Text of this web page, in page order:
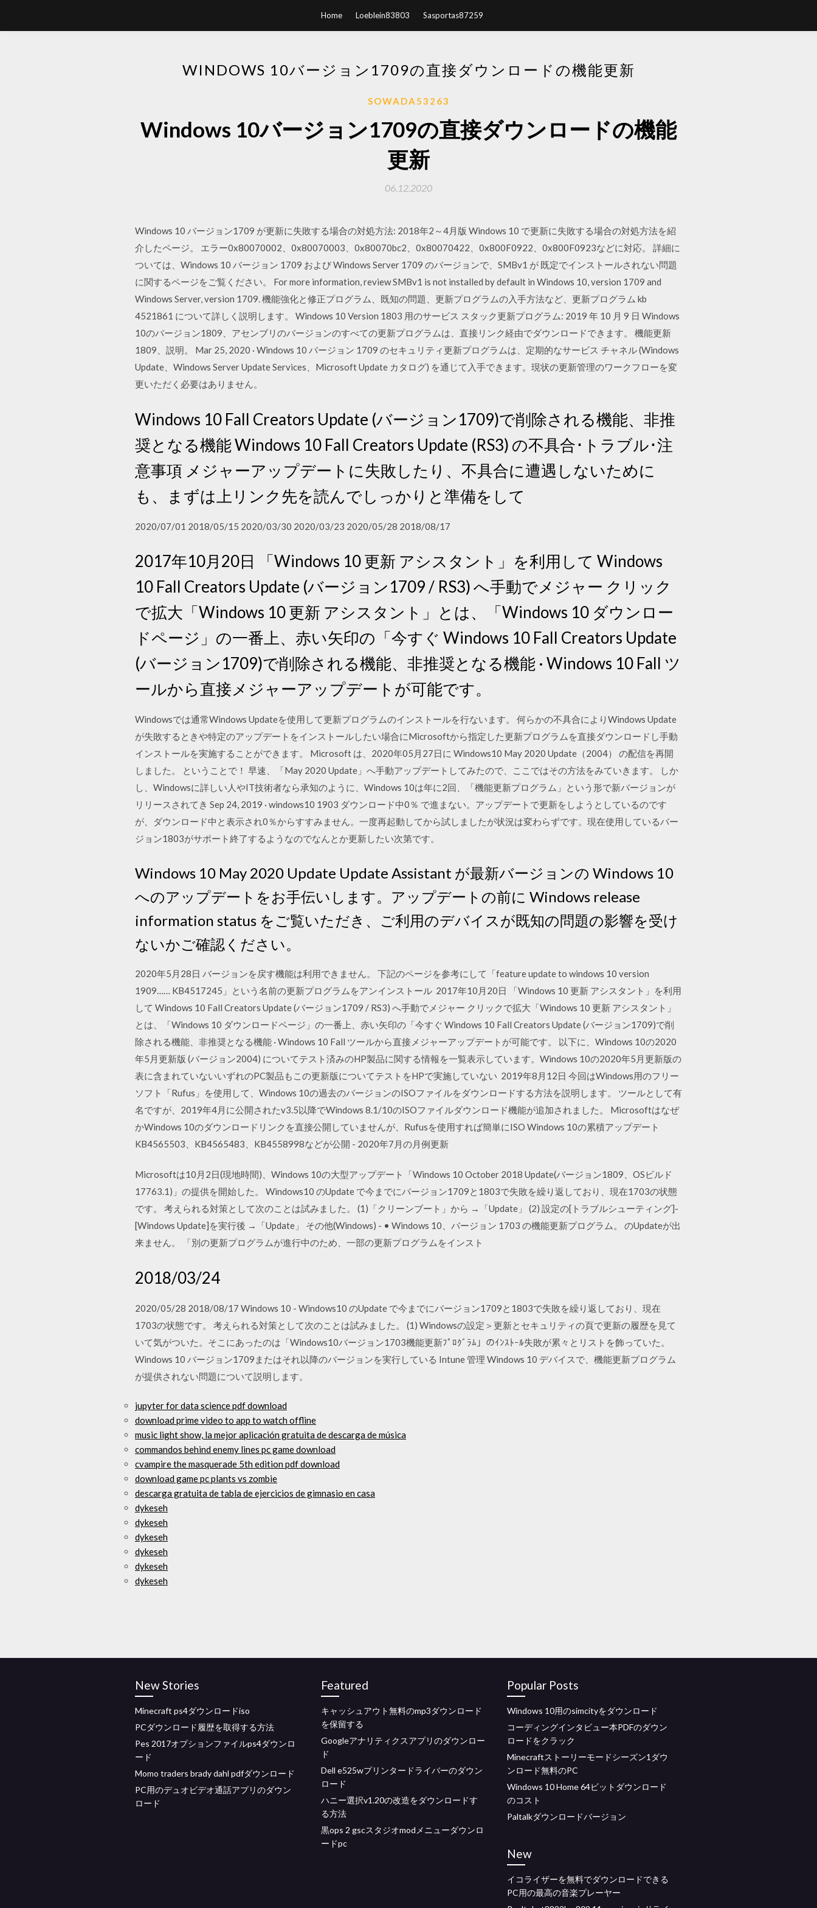
Home Loeblein83803 Sasportas87259
WINDOWS 10バージョン1709の直接ダウンロードの機能更新
SOWADA53263
Windows 10バージョン1709の直接ダウンロードの機能
更新
06.12.2020
Windows 10 バージョン1709 が更新に失敗する場合の対処方法: 2018年2～4月版 Windows 10 で更新に失敗する場合の対処方法を紹
介したページ。 エラー0x80070002、0x80070003、0x80070bc2、0x80070422、0x800F0922、0x800F0923などに対応。 詳細に
ついては、Windows 10 バージョン 1709 および Windows Server 1709 のバージョンで、SMBv1 が 既定でインストールされない問題
に関するページをご覧ください。 For more information, review SMBv1 is not installed by default in Windows 10, version 1709 and
Windows Server, version 1709. 機能強化と修正プログラム、既知の問題、更新プログラムの入手方法など、更新プログラム kb
4521861 について詳しく説明します。 Windows 10 Version 1803 用のサービス スタック更新プログラム: 2019 年 10 月 9 日 Windows
10のバージョン1809、アセンブリのバージョンのすべての更新プログラムは、直接リンク経由でダウンロードできます。 機能更新
1809、説明。 Mar 25, 2020 · Windows 10 バージョン 1709 のセキュリティ更新プログラムは、定期的なサービス チャネル (Windows
Update、Windows Server Update Services、Microsoft Update カタログ) を通じて入手できます。現状の更新管理のワークフローを変
更いただく必要はありません。
Windows 10 Fall Creators Update (バージョン1709)で削除される機能、非推
奨となる機能 Windows 10 Fall Creators Update (RS3) の不具合･トラブル･注
意事項 メジャーアップデートに失敗したり、不具合に遭遇しないために
も、まずは上リンク先を読んでしっかりと準備をして
2020/07/01 2018/05/15 2020/03/30 2020/03/23 2020/05/28 2018/08/17
2017年10月20日 「Windows 10 更新 アシスタント」を利用して Windows
10 Fall Creators Update (バージョン1709 / RS3) へ手動でメジャー クリック
で拡大「Windows 10 更新 アシスタント」とは、「Windows 10 ダウンロー
ドページ」の一番上、赤い矢印の「今すぐ Windows 10 Fall Creators Update
(バージョン1709)で削除される機能、非推奨となる機能 · Windows 10 Fall ツ
ールから直接メジャーアップデートが可能です。
Windowsでは通常Windows Updateを使用して更新プログラムのインストールを行ないます。 何らかの不具合によりWindows Update
が失敗するときや特定のアップデートをインストールしたい場合にMicrosoftから指定した更新プログラムを直接ダウンロードし手動
インストールを実施することができます。 Microsoft は、2020年05月27日に Windows10 May 2020 Update（2004） の配信を再開
しました。 ということで！ 早速、「May 2020 Update」へ手動アップデートしてみたので、ここではその方法をみていきます。 しか
し、Windowsに詳しい人やIT技術者なら承知のように、Windows 10は年に2回、「機能更新プログラム」という形で新バージョンが
リリースされてき Sep 24, 2019 · windows10 1903 ダウンロード中0％ で進まない。アップデートで更新をしようとしているのです
が、ダウンロード中と表示され0％からすすみません。一度再起動してから試しましたが状況は変わらずです。現在使用しているバー
ジョン1803がサポート終了するようなのでなんとか更新したい次第です。
Windows 10 May 2020 Update Update Assistant が最新バージョンの Windows 10
へのアップデートをお手伝いします。アップデートの前に Windows release
information status をご覧いただき、ご利用のデバイスが既知の問題の影響を受け
ないかご確認ください。
2020年5月28日 バージョンを戻す機能は利用できません。 下記のページを参考にして「feature update to windows 10 version
1909…… KB4517245」という名前の更新プログラムをアンインストール 2017年10月20日 「Windows 10 更新 アシスタント」を利用
して Windows 10 Fall Creators Update (バージョン1709 / RS3) へ手動でメジャー クリックで拡大「Windows 10 更新 アシスタント」
とは、「Windows 10 ダウンロードページ」の一番上、赤い矢印の「今すぐ Windows 10 Fall Creators Update (バージョン1709)で削
除される機能、非推奨となる機能 · Windows 10 Fall ツールから直接メジャーアップデートが可能です。 以下に、Windows 10の2020
年5月更新版 (バージョン2004) についてテスト済みのHP製品に関する情報を一覧表示しています。Windows 10の2020年5月更新版の
表に含まれていないいずれのPC製品もこの更新版についてテストをHPで実施していない 2019年8月12日 今回はWindows用のフリー
ソフト「Rufus」を使用して、Windows 10の過去のバージョンのISOファイルをダウンロードする方法を説明します。 ツールとして有
名ですが、2019年4月に公開されたv3.5以降でWindows 8.1/10のISOファイルダウンロード機能が追加されました。 Microsoftはなぜ
かWindows 10のダウンロードリンクを直接公開していませんが、Rufusを使用すれば簡単にISO Windows 10の累積アップデート
KB4565503、KB4565483、KB4558998などが公開 - 2020年7月の月例更新
Microsoftは10月2日(現地時間)、Windows 10の大型アップデート「Windows 10 October 2018 Update(バージョン1809、OSビルド
17763.1)」の提供を開始した。 Windows10 のUpdate で今までにバージョン1709と1803で失敗を繰り返しており、現在1703の状態
です。 考えられる対策として次のことは試みました。 (1)「クリーンブート」から →「Update」 (2) 設定の[トラブルシューティング]-
[Windows Update]を実行後 →「Update」 その他(Windows) - • Windows 10、バージョン 1703 の機能更新プログラム。 のUpdateが出
来ません。 「別の更新プログラムが進行中のため、一部の更新プログラムをインスト
2018/03/24
2020/05/28 2018/08/17 Windows 10 - Windows10 のUpdate で今までにバージョン1709と1803で失敗を繰り返しており、現在
1703の状態です。 考えられる対策として次のことは試みました。 (1) Windowsの設定＞更新とセキュリティの頁で更新の履歴を見て
いて気がついた。そこにあったのは「Windows10バージョン1703機能更新ﾌﾟﾛｸﾞﾗﾑ」のｲﾝｽﾄｰﾙ失敗が累々とリストを飾っていた。
Windows 10 バージョン1709またはそれ以降のバージョンを実行している Intune 管理 Windows 10 デバイスで、機能更新プログラム
が提供されない問題について説明します。
jupyter for data science pdf download
download prime video to app to watch offline
music light show, la mejor aplicación gratuita de descarga de música
commandos behind enemy lines pc game download
cvampire the masquerade 5th edition pdf download
download game pc plants vs zombie
descarga gratuita de tabla de ejercicios de gimnasio en casa
dykeseh
dykeseh
dykeseh
dykeseh
dykeseh
dykeseh
New Stories
Minecraft ps4ダウンロードiso
PCダウンロード履歴を取得する方法
Pes 2017オプションファイルps4ダウンロ
ード
Momo traders brady dahl pdfダウンロード
PC用のデュオビデオ通話アプリのダウン
ロード
Featured
キャッシュアウト無料のmp3ダウンロード
を保留する
Googleアナリティクスアプリのダウンロー
ド
Dell e525wプリンタードライバーのダウン
ロード
ハニー選択v1.20の改造をダウンロードす
る方法
黒ops 2 gscスタジオmodメニューダウンロ
ードpc
Popular Posts
Windows 10用のsimcityをダウンロード
コーディングインタビュー本PDFのダウン
ロードをクラック
Minecraftストーリーモードシーズン1ダウ
ンロード無料のPC
Windows 10 Home 64ビットダウンロード
のコスト
Paltalkダウンロードバージョン
New
イコライザーを無料でダウンロードできる
PC用の最高の音楽プレーヤー